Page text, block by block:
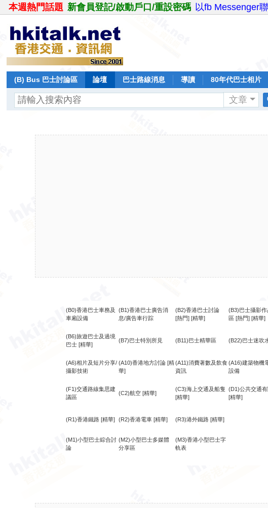
本週熱門話題 新會員登記/啟動戶口/重設密碼 以fb Messenger
(B) Bus 巴士討論區 論壇 巴士路線消息 導讀 80年代巴士相片
文章
(B0)香港巴士車務及
車廂設備
(B1)香港巴士廣告消
息/廣告車行踪
(B2)香港巴士討論
[熱門] [精華]
(B3)巴士攝影作
區 [熱門] [精華]
(B6)旅遊巴士及過境
巴士 [精華]
(B7)巴士特別所見 (B11)巴士精華區 (B22)巴士迷吹
(A6)相片及短片分享/
攝影技術
(A10)香港地方討論 [精
華]
(A11)消費著數及飲食
資訊
(A16)建築物機
設備
(F1)交通路線集思建
議區
(C2)航空 [精華]
(C3)海上交通及船隻
[精華]
(D1)公共交通
[精華]
(R1)香港鐵路 [精華] (R2)香港電車 [精華] (R3)港外鐵路 [精華]
(M1)小型巴士綜合討
論
(M2)小型巴士多媒體
分享區
(M3)香港小型巴士字
軌表